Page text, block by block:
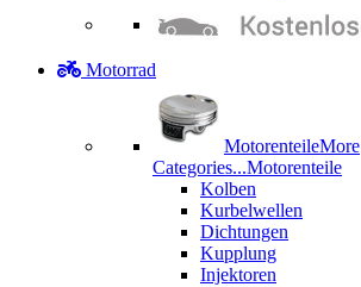
Motorrad
MotorenteileMore
Categories...Motorenteile
Kolben
Kurbelwellen
Dichtungen
Kupplung
Injektoren